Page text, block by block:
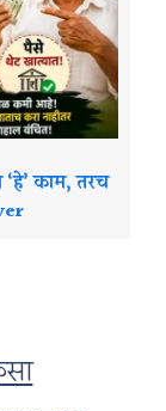
काम, तरच